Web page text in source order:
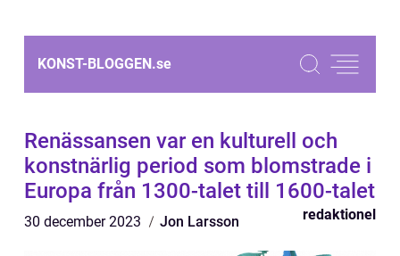
KONST-BLOGGEN.se
Renässansen var en kulturell och
konstnärlig period som blomstrade i
Europa från 1300-talet till 1600-talet
30 december 2023 Jon Larsson redaktionel